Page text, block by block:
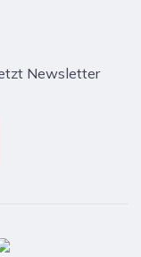
Newsletter